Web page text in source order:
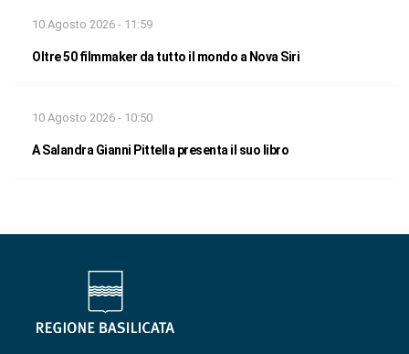
10 Agosto 2026 - 11:59
Oltre 50 filmmaker da tutto il mondo a Nova Siri
10 Agosto 2026 - 10:50
A Salandra Gianni Pittella presenta il suo libro